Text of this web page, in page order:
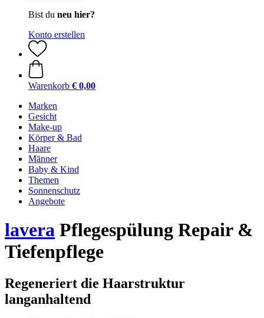
Bist du neu hier?
Konto erstellen
Warenkorb € 0,00
Marken
Gesicht
Make-up
Körper & Bad
Haare
Männer
Baby & Kind
Themen
Sonnenschutz
Angebote
lavera Pflegespülung Repair &
Tiefenpflege
Regeneriert die Haarstruktur
langanhaltend